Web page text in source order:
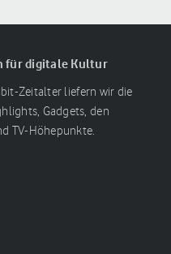
für digitale Kultur
Zeitalter liefern wir die
Gadgets, den
TV-Höhepunkte.